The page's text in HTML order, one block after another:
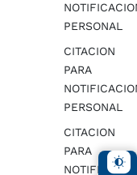
PERSONAL
CITACION
PARA
PERSONAL
CITACION
PARA